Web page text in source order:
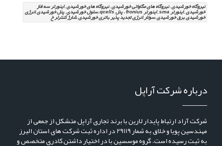
نیروگاه خورشیدی , نیروگاه های مگاواتی خورشیدی , نیروگاه های خورشیدی , اینورتر سه فاز
خورشیدی , اینورتر sma , اینورتر fronius . پنل qcells ,سلول خورشیدی , پنل خورشیدی ,انرژی
خورشیدی ,برق خورشیدی ,سولار ,انرژی تجدید پذیر ,باتری خورشیدی ,شارژ کنترلر خ
درباره شرکت آراپل
شرکت آراد ارتباط پایدار لارین با برند تجاری آراپل متشکل از جمعی از
مهندسین پویا و خلاق به شمار 29119 در اداره ثبت شرکت های استان البرز
به ثبت رسیده است. گروه موسسین با در اختیار داشتن کادری متخصص و